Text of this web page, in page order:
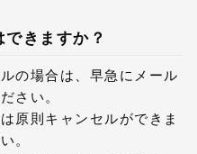
きますか？
の場合は、早急にメール
さい。
原則キャンセルができま
。